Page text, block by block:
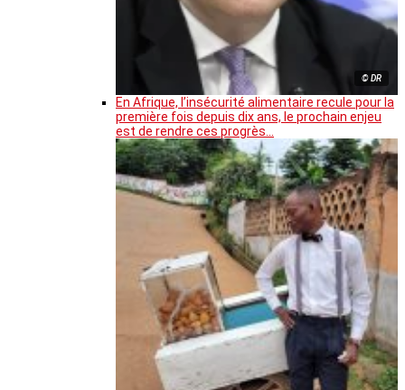
© DR
En Afrique, l’insécurité alimentaire recule pour la
première fois depuis dix ans, le prochain enjeu
est de rendre ces progrès…